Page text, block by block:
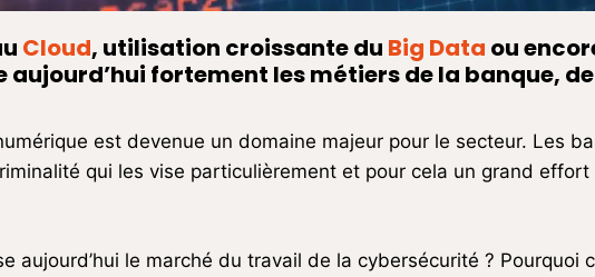
Cloud, utilisation croissante du Big Data ou
fortement les métiers de la banque,
est devenue un domaine majeur pour le secteur. Les
qui les vise particulièrement et pour cela un grand
aujourd’hui le marché du travail de la cybersécurité ? Pourquoi